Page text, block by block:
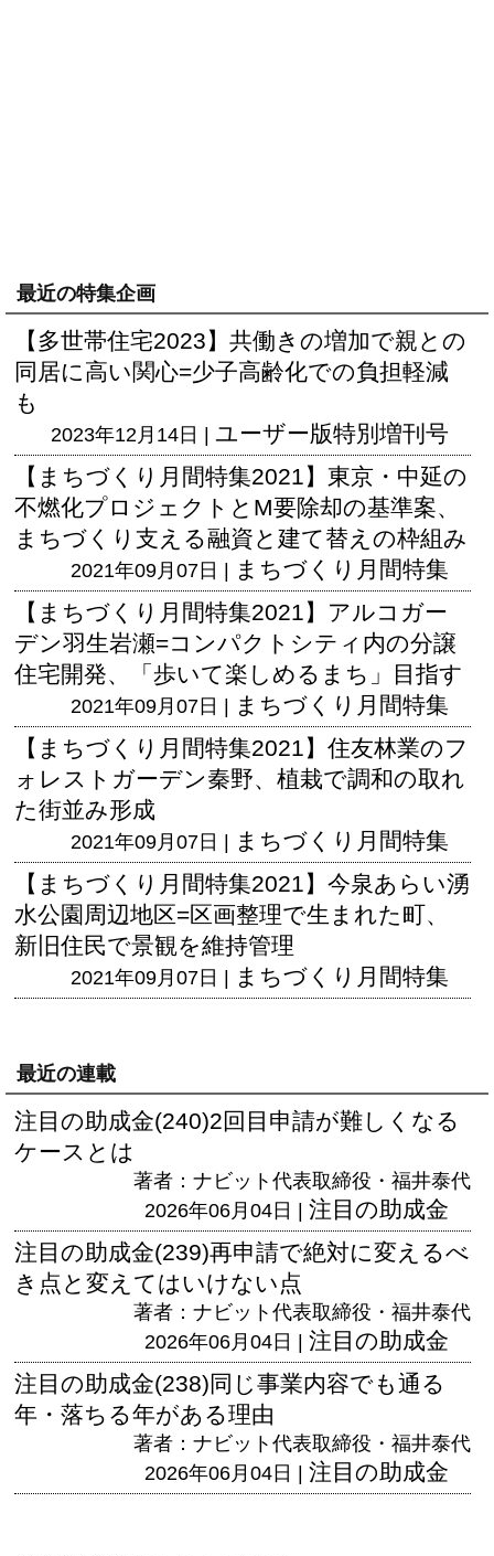
最近の特集企画
【多世帯住宅2023】共働きの増加で親との
同居に高い関心=少子高齢化での負担軽減
も
2023年12月14日 | ユーザー版特別増刊号
【まちづくり月間特集2021】東京・中延の
不燃化プロジェクトとM要除却の基準案、
まちづくり支える融資と建て替えの枠組み
2021年09月07日 | まちづくり月間特集
【まちづくり月間特集2021】アルコガー
デン羽生岩瀬=コンパクトシティ内の分譲
住宅開発、「歩いて楽しめるまち」目指す
2021年09月07日 | まちづくり月間特集
【まちづくり月間特集2021】住友林業のフ
ォレストガーデン秦野、植栽で調和の取れ
た街並み形成
2021年09月07日 | まちづくり月間特集
【まちづくり月間特集2021】今泉あらい湧
水公園周辺地区=区画整理で生まれた町、
新旧住民で景観を維持管理
2021年09月07日 | まちづくり月間特集
最近の連載
注目の助成金(240)2回目申請が難しくなる
ケースとは
著者：ナビット代表取締役・福井泰代
2026年06月04日 | 注目の助成金
注目の助成金(239)再申請で絶対に変えるべ
き点と変えてはいけない点
著者：ナビット代表取締役・福井泰代
2026年06月04日 | 注目の助成金
注目の助成金(238)同じ事業内容でも通る
年・落ちる年がある理由
著者：ナビット代表取締役・福井泰代
2026年06月04日 | 注目の助成金